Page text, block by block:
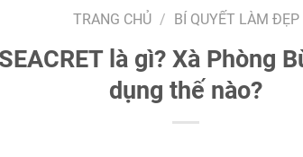
TRANG CHỦ / BÍ QUYẾT LÀM ĐẸP
là gì? Xà Phòng
dụng thế nào?